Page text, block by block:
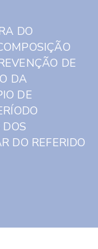
DO
DE
DA
DE
DO REFERIDO